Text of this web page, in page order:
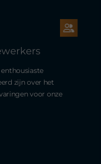
zijn over het
voor onze